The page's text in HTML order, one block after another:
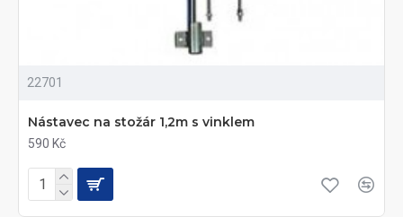
22701
Nástavec na stožár 1,2m s vinklem
590 Kč